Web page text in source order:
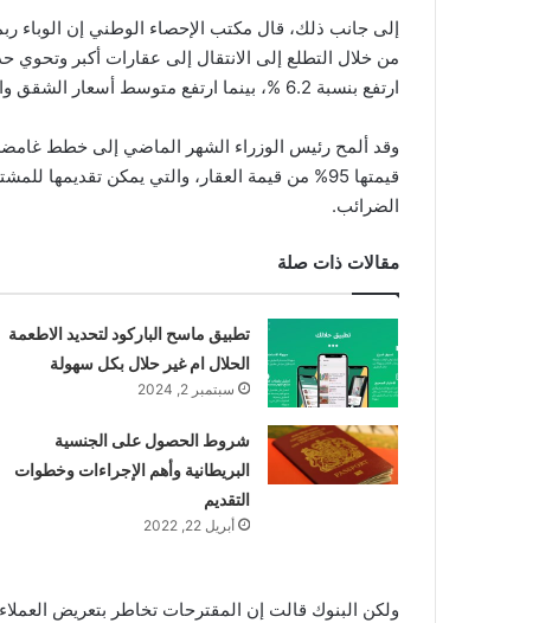
إلى جانب ذلك، قال مكتب الإحصاء الوطني إن الوباء
من خلال التطلع إلى الانتقال إلى عقارات أكبر
ارتفع بنسبة 6.2 %، بينما ارتفع متوسط ​​أسعار الشقق والبيوت بنسبة 2 %.
وقد ألمح رئيس الوزراء الشهر الماضي إلى خطط غامضة
قيمتها 95% من قيمة العقار، والتي يمكن
الضرائب.
مقالات ذات صلة
تطبيق ماسح الباركود لتحديد الاطعمة
الحلال ام غير حلال بكل سهولة
سبتمبر 2, 2024
شروط الحصول على الجنسية
البريطانية وأهم الإجراءات وخطوات
التقديم
أبريل 22, 2022
ولكن البنوك قالت إن المقترحات تخاطر بتعريض